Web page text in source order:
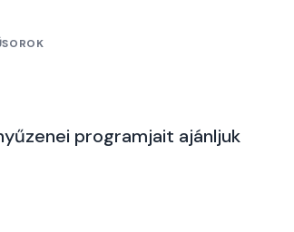
programjait ajánljuk